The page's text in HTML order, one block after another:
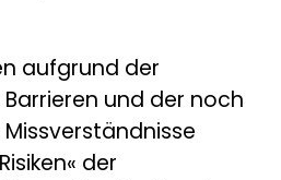
aufgrund der
und der noch
der